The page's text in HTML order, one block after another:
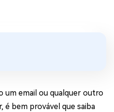
um email ou qualquer outro
é bem provável que saiba